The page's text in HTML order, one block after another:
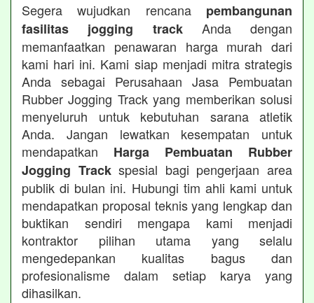
Segera wujudkan rencana pembangunan
fasilitas jogging trackAnda dengan
memanfaatkan penawaran harga murah dari
kami hari ini. Kami siap menjadi mitra strategis
Anda sebagai Perusahaan Jasa Pembuatan
Rubber Jogging Track yang memberikan solusi
menyeluruh untuk kebutuhan sarana atletik
Anda. Jangan lewatkan kesempatan untuk
mendapatkan Harga Pembuatan Rubber
Jogging Trackspesial bagi pengerjaan area
publik di bulan ini. Hubungi tim ahli kami untuk
mendapatkan proposal teknis yang lengkap dan
buktikan sendiri mengapa kami menjadi
kontraktor pilihan utama yang selalu
mengedepankan kualitas bagus dan
profesionalisme dalam setiap karya yang
dihasilkan.